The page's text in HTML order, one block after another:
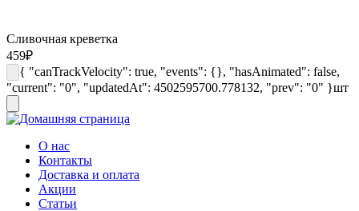
Сливочная креветка
459₽
{ "canTrackVelocity": true, "events": {}, "hasAnimated": false,
"current": "0", "updatedAt": 4502595700.778132, "prev": "0" }шт
О нас
Контакты
Доставка и оплата
Акции
Статьи